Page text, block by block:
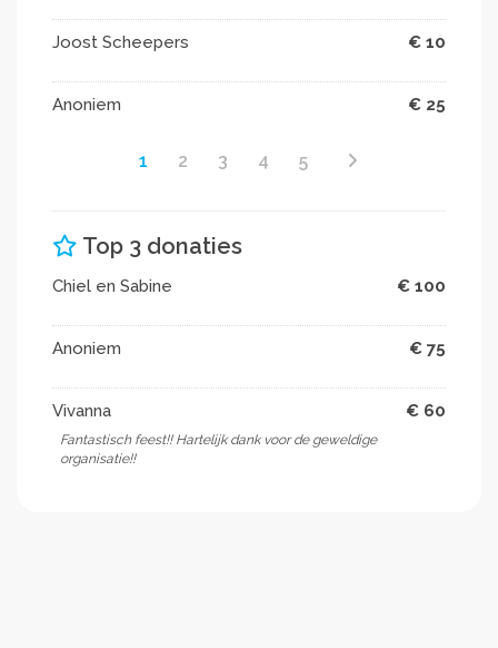
Joost Scheepers € 10
Anoniem € 25
1 2 3 4 5
Top 3 donaties
Chiel en Sabine € 100
Anoniem € 75
Vivanna € 60
Fantastisch feest!! Hartelijk dank voor de geweldige
organisatie!!